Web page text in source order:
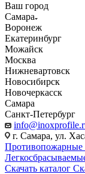
Ваш город
Самара
Воронеж
Екатеринбург
Можайск
Москва
Нижневартовск
Новосибирск
Новочеркасск
Самара
Санкт-Петербург
г. Самара, ул.
Противопожарные
Скачать каталог